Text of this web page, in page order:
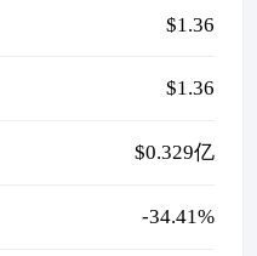
$1.36
$1.36
$0.329亿
-34.41%